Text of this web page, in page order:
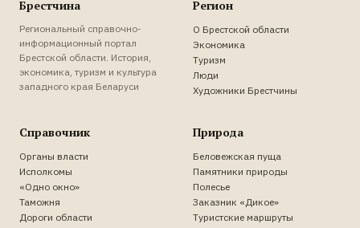
Брестчина
Региональный справочно-
информационный портал
Брестской области. История,
экономика, туризм и культура
западного края Беларуси
Регион
О Брестской области
Экономика
Туризм
Люди
Художники Брестчины
Справочник
Органы власти
Исполкомы
«Одно окно»
Таможня
Дороги области
Природа
Беловежская пуща
Памятники природы
Полесье
Заказник «Дикое»
Туристские маршруты